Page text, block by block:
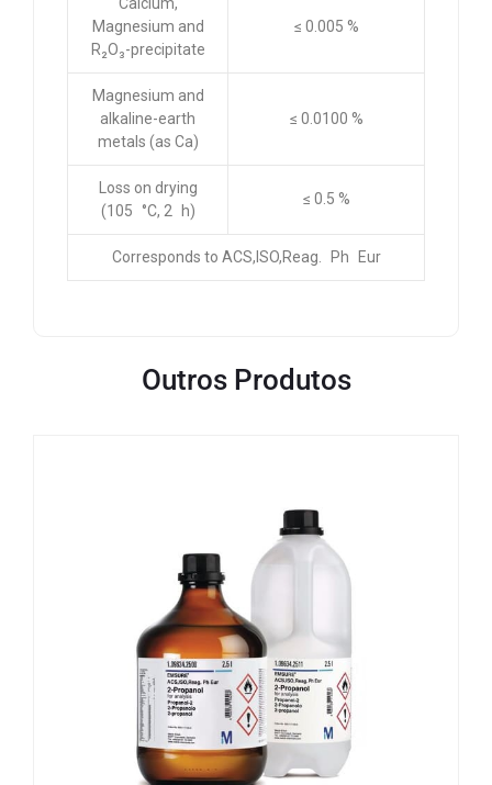
Magnesium and
R₂O₃-precipitate
≤ 0.005 %
Magnesium and
alkaline-earth
metals (as Ca)
≤ 0.0100 %
Loss on drying
(105 °C, 2 h)
≤ 0.5 %
Corresponds to ACS,ISO,Reag. Ph Eur
Outros Produtos